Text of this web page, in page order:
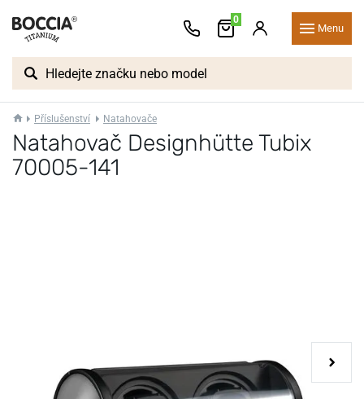
0
Menu
Příslušenství Natahovače
Natahovač Designhütte Tubix
70005-141